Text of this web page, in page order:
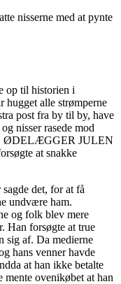
nisserne med at pynte
op til historien i
hugget alle strømperne
post fra by til by, have
nisser rasede mod
ØDELÆGGER JULEN
at snakke
det, for at få
undvære ham.
og folk blev mere
Han forsøgte at true
sig af. Da medierne
hans venner havde
at han ikke betalte
mente ovenikøbet at han